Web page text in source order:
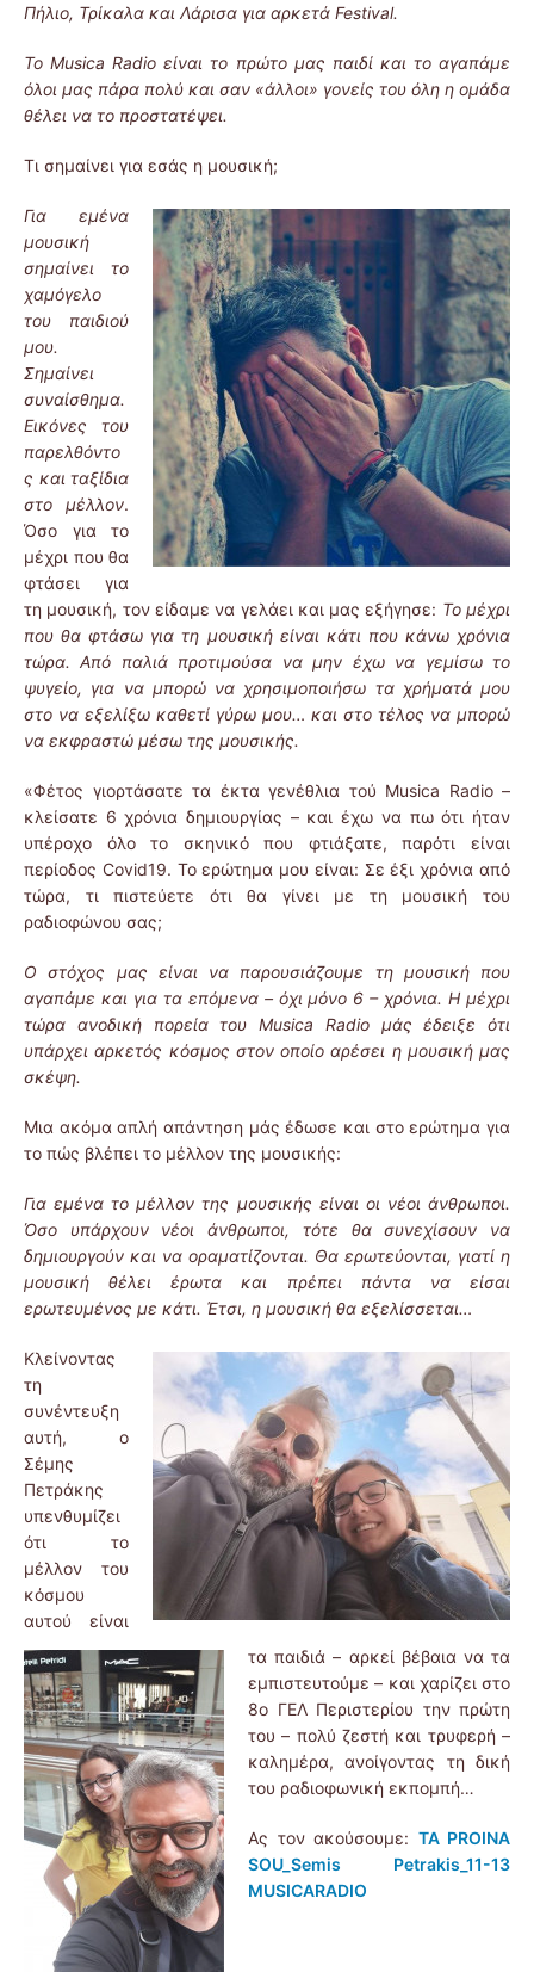
Πήλιο, Τρίκαλα και Λάρισα για αρκετά Festival.
Το Musica Radio είναι το πρώτο μας παιδί και το αγαπάμε
όλοι μας πάρα πολύ και σαν «άλλοι» γονείς του όλη η ομάδα
θέλει να το προστατέψει.
Τι σημαίνει για εσάς η μουσική;
Για εμένα
μουσική
σημαίνει το
χαμόγελο
του παιδιού
μου.
Σημαίνει
συναίσθημα.
Εικόνες του
παρελθόντο
ς και ταξίδια
στο μέλλον.
Όσο για το
μέχρι που θα
φτάσει για
τη μουσική, τον είδαμε να γελάει και μας εξήγησε: Το μέχρι
που θα φτάσω για τη μουσική είναι κάτι που κάνω χρόνια
τώρα. Από παλιά προτιμούσα να μην έχω να γεμίσω το
ψυγείο, για να μπορώ να χρησιμοποιήσω τα χρήματά μου
στο να εξελίξω καθετί γύρω μου… και στο τέλος να μπορώ
να εκφραστώ μέσω της μουσικής.
«Φέτος γιορτάσατε τα έκτα γενέθλια τού Musica Radio –
κλείσατε 6 χρόνια δημιουργίας – και έχω να πω ότι ήταν
υπέροχο όλο το σκηνικό που φτιάξατε, παρότι είναι
περίοδος Covid19. Το ερώτημα μου είναι: Σε έξι χρόνια από
τώρα, τι πιστεύετε ότι θα γίνει με τη μουσική του
ραδιοφώνου σας;
Ο στόχος μας είναι να παρουσιάζουμε τη μουσική που
αγαπάμε και για τα επόμενα – όχι μόνο 6 – χρόνια. Η μέχρι
τώρα ανοδική πορεία του Musica Radio μάς έδειξε ότι
υπάρχει αρκετός κόσμος στον οποίο αρέσει η μουσική μας
σκέψη.
Μια ακόμα απλή απάντηση μάς έδωσε και στο ερώτημα για
το πώς βλέπει το μέλλον της μουσικής:
Για εμένα το μέλλον της μουσικής είναι οι νέοι άνθρωποι.
Όσο υπάρχουν νέοι άνθρωποι, τότε θα συνεχίσουν να
δημιουργούν και να οραματίζονται. Θα ερωτεύονται, γιατί η
μουσική θέλει έρωτα και πρέπει πάντα να είσαι
ερωτευμένος με κάτι. Έτσι, η μουσική θα εξελίσσεται…
Κλείνοντας
τη
συνέντευξη
αυτή, ο
Σέμης
Πετράκης
υπενθυμίζει
ότι το
μέλλον του
κόσμου
αυτού είναι
τα παιδιά – αρκεί βέβαια να τα
εμπιστευτούμε – και χαρίζει στο
8ο ΓΕΛ Περιστερίου την πρώτη
του – πολύ ζεστή και τρυφερή –
καλημέρα, ανοίγοντας τη δική
του ραδιοφωνική εκπομπή…
Ας τον ακούσουμε: TA PROINA
SOU_Semis Petrakis_11-13
MUSICARADIO